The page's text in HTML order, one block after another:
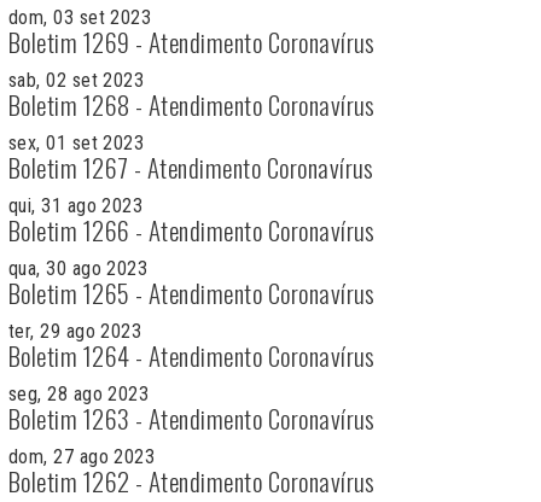
dom, 03 set 2023
Boletim 1269 - Atendimento Coronavírus
sab, 02 set 2023
Boletim 1268 - Atendimento Coronavírus
sex, 01 set 2023
Boletim 1267 - Atendimento Coronavírus
qui, 31 ago 2023
Boletim 1266 - Atendimento Coronavírus
qua, 30 ago 2023
Boletim 1265 - Atendimento Coronavírus
ter, 29 ago 2023
Boletim 1264 - Atendimento Coronavírus
seg, 28 ago 2023
Boletim 1263 - Atendimento Coronavírus
dom, 27 ago 2023
Boletim 1262 - Atendimento Coronavírus